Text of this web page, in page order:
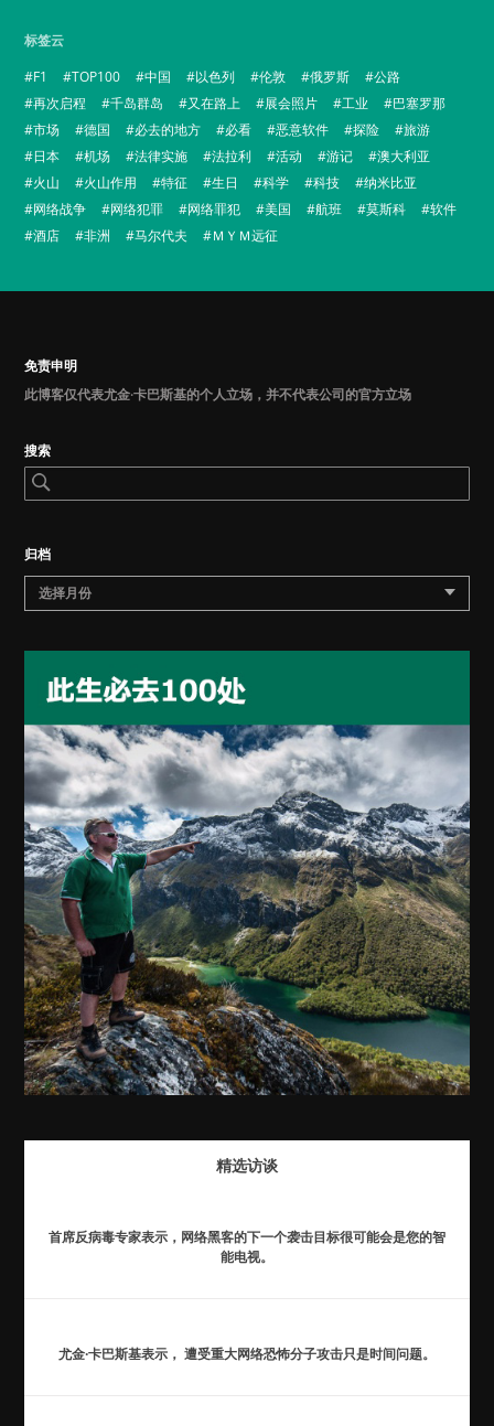
标签云
F1
TOP100 中国 以色列 伦敦 俄罗斯
公路
再次启程
千岛群岛 又在路上 展会照片 工业
巴塞罗那
市场
德国 必去的地方 必看 恶意软件 探险
旅游
日本
机场 法律实施 法拉利 活动 游记
澳大利亚
火山
火山作用 特征 生日 科学 科技
纳米比亚
网络战争
网络犯罪 网络罪犯 美国 航班 莫斯科
软件
酒店
非洲 马尔代夫 ＭＹＭ远征
免责申明
此博客仅代表尤金·卡巴斯基的个人立场，并不代表公司的官方立场
搜索
归档
选择月份
精选访谈
首席反病毒专家表示，网络黑客的下一个袭击目标很可能会是您的智
能电视。
尤金·卡巴斯基表示， 遭受重大网络恐怖分子攻击只是时间问题。